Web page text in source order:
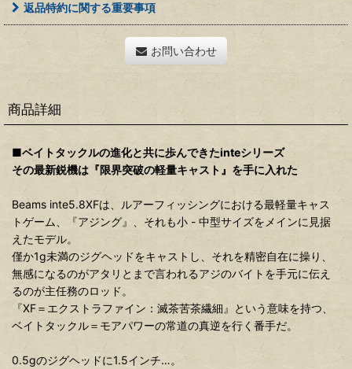
返品特約に関する重要事項
お問い合わせ
商品詳細
■ベイトタックルの進化と共に歩んできたinteシリーズ
その最新鋭機は『限界突破の軽量キャスト』を手に入れた
Beams inte5.8XFは、ルアーフィッシングにおける最軽量キャス
トゲーム、『アジング』、それも小 - 中型サイズをメインに見据
えたモデル。
僅か1g未満のジグヘッドをキャストし、それを精密自在に操り、
無感になるのがアタリとまで言われるアジのバイトを手元に伝え
るのが主任務のロッド。
『XF＝エクストラファイン：滅茶苦茶繊細』という意味を持つ、
ベイトタックル＝モアパワーの常道の真逆を行く番手だ。
0.5gのジグヘッドに1.5インチ…。